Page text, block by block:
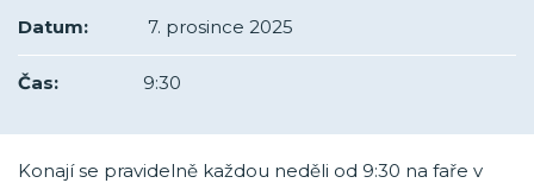
Datum: 7. prosince 2025
Čas: 9:30
Konají se pravidelně každou neděli od 9:30 na faře v